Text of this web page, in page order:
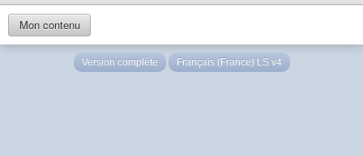
Mon contenu
Version complète Français (France) LS v4